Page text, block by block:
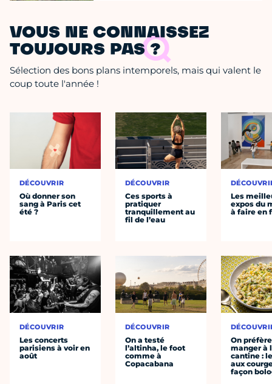
VOUS NE CONNAISSEZ
TOUJOURS PAS ?
Sélection des bons plans intemporels, mais qui valent le
coup toute l'année !
DÉCOUVRIR
Où donner son
sang à Paris cet
été ?
DÉCOUVRIR
Les concerts
parisiens à voir en
août
DÉCOUVRIR
Ces sports à
pratiquer
tranquillement au
fil de l’eau
DÉCOUVRIR
On a testé
l’altinha, le foot
comme à
Copacabana
Les
expos du
à faire en
On préfère
manger à
cantine :
aux
façon